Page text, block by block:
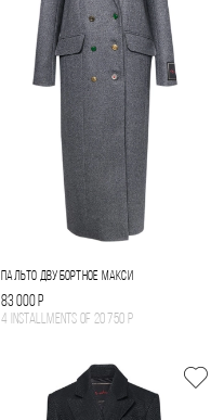
ПАЛЬТО ДВУБОРТНОЕ МАКСИ
83 000 Р
4 installments of 20 750 Р